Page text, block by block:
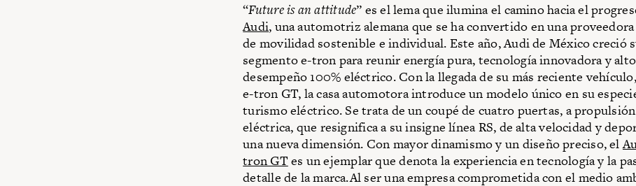
“Future is an attitude” es el lema que ilumina el camino hacia el
Audi, una automotriz alemana que se ha convertido en una proveedora
de movilidad sostenible e individual. Este año, Audi de México creció
segmento e-tron para reunir energía pura, tecnología innovadora y alto
desempeño 100% eléctrico. Con la llegada de su más reciente
e-tron GT, la casa automotora introduce un modelo único en su
turismo eléctrico. Se trata de un coupé de cuatro puertas, a
eléctrica, que resignifica a su insigne línea RS, de alta velocidad y
una nueva dimensión. Con mayor dinamismo y un diseño preciso, el
tron GT es un ejemplar que denota la experiencia en tecnología y la
detalle de la marca.Al ser una empresa comprometida con el medio